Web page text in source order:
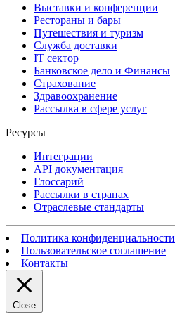
Выставки и конференции
Рестораны и бары
Путешествия и туризм
Служба доставки
IT сектор
Банковское дело и Финансы
Страхование
Здравоохранение
Рассылка в сфере услуг
Ресурсы
Интеграции
API документация
Глоссарий
Рассылки в странах
Отраслевые стандарты
Политика конфиденциальности
Пользовательское соглашение
Контакты
Close